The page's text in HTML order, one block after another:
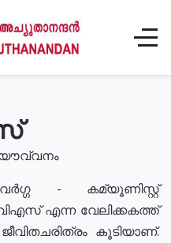
യൌവ്വനം
- കമ്യൂണിസ്റ്റ്
എന്ന വേലിക്കകത്ത്
കൂടിയാണ്.